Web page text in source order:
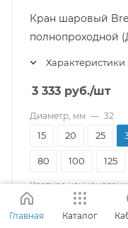
Кран шаровый
полнопроходной
Характеристики
3 333 руб./шт
Диаметр, мм — 32
15 20 25
80 100 125
Краткое
11с36п Ду32 Pу16
Главная Каталог